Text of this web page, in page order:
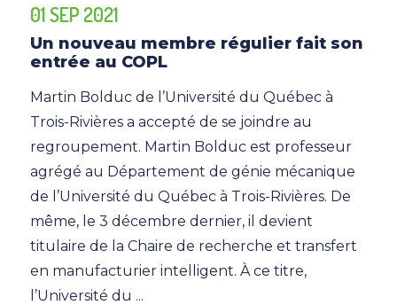
01 SEP 2021
Un nouveau membre régulier fait son
entrée au COPL
Martin Bolduc de l’Université du Québec à
Trois-Rivières a accepté de se joindre au
regroupement. Martin Bolduc est professeur
agrégé au Département de génie mécanique
de l’Université du Québec à Trois-Rivières. De
même, le 3 décembre dernier, il devient
titulaire de la Chaire de recherche et transfert
en manufacturier intelligent. À ce titre,
l’Université du ...